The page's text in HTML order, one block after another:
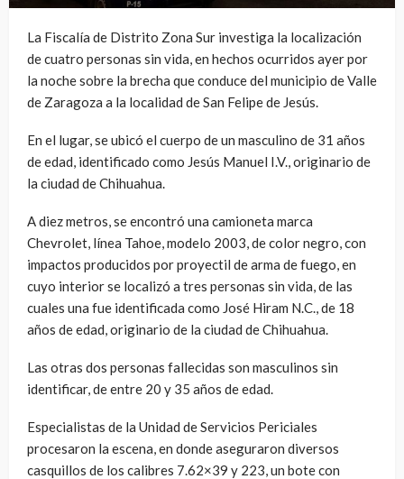
La Fiscalía de Distrito Zona Sur investiga la localización
de cuatro personas sin vida, en hechos ocurridos ayer por
la noche sobre la brecha que conduce del municipio de Valle
de Zaragoza a la localidad de San Felipe de Jesús.
En el lugar, se ubicó el cuerpo de un masculino de 31 años
de edad, identificado como Jesús Manuel I.V., originario de
la ciudad de Chihuahua.
A diez metros, se encontró una camioneta marca
Chevrolet, línea Tahoe, modelo 2003, de color negro, con
impactos producidos por proyectil de arma de fuego, en
cuyo interior se localizó a tres personas sin vida, de las
cuales una fue identificada como José Hiram N.C., de 18
años de edad, originario de la ciudad de Chihuahua.
Las otras dos personas fallecidas son masculinos sin
identificar, de entre 20 y 35 años de edad.
Especialistas de la Unidad de Servicios Periciales
procesaron la escena, en donde aseguraron diversos
casquillos de los calibres 7.62×39 y 223, un bote con